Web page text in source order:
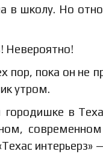
в школу. Но
Невероятно!
пока он не
утром.
в